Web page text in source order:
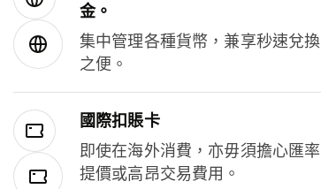
金。
集中管理各種貨幣，兼享秒速兌換
之便。
國際扣賬卡
即使在海外消費，亦毋須擔心匯率
提價或高昂交易費用。